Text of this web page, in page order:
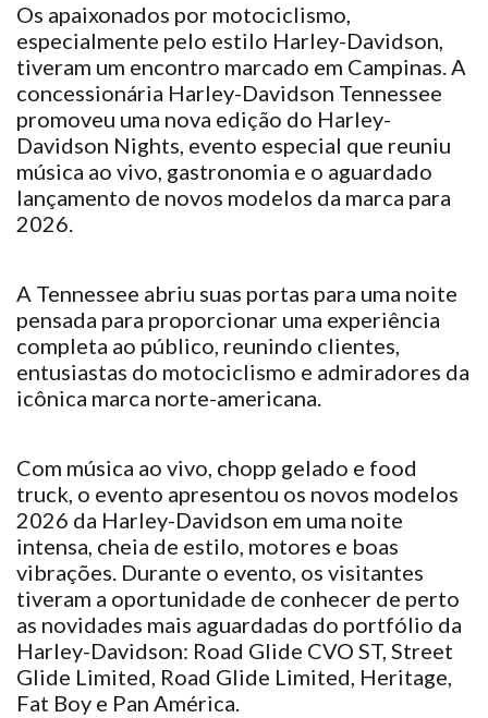
Os apaixonados por motociclismo,
especialmente pelo estilo Harley-Davidson,
tiveram um encontro marcado em Campinas. A
concessionária Harley-Davidson Tennessee
promoveu uma nova edição do Harley-
Davidson Nights, evento especial que reuniu
música ao vivo, gastronomia e o aguardado
lançamento de novos modelos da marca para
2026.
A Tennessee abriu suas portas para uma noite
pensada para proporcionar uma experiência
completa ao público, reunindo clientes,
entusiastas do motociclismo e admiradores da
icônica marca norte-americana.
Com música ao vivo, chopp gelado e food
truck, o evento apresentou os novos modelos
2026 da Harley-Davidson em uma noite
intensa, cheia de estilo, motores e boas
vibrações. Durante o evento, os visitantes
tiveram a oportunidade de conhecer de perto
as novidades mais aguardadas do portfólio da
Harley-Davidson: Road Glide CVO ST, Street
Glide Limited, Road Glide Limited, Heritage,
Fat Boy e Pan América.